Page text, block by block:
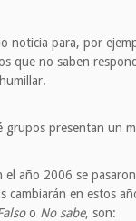
noticia para, por
que no saben
presentan un
el año 2006 se
en estos
o No sabe, son: